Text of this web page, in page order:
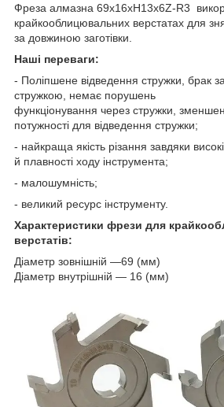
Фреза алмазна 69х16хH13х6Z-R3
крайкооблицювальних верстатах для
за довжиною заготівки.
Наші переваги:
- Поліпшене відведення стружки, брак
стружкою, немає порушень
функціонування через стружки,
потужності для відведення стружки;
- найкраща якість різання завдяки
й плавності ходу інструмента;
- малошумність;
- великий ресурс інструменту.
Характеристики фрези для
верстатів:
Діаметр зовнішній —69 (мм)
Діаметр внутрішній — 16 (мм)